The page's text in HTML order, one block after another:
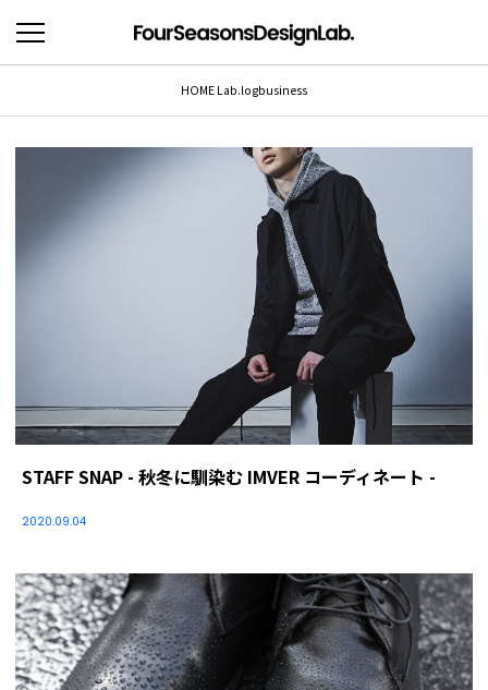
HOME Lab.logbusiness
STAFF SNAP - 秋冬に馴染む IMVER コーディネート -
2020.09.04